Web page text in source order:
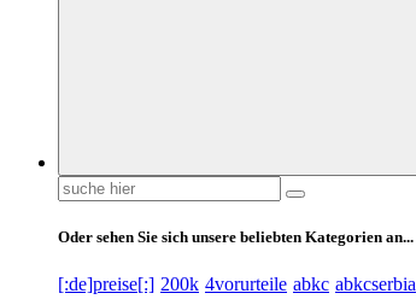
Suchen
nach:
Oder sehen Sie sich unsere beliebten Kategorien an...
[:de]preise[:] 200k 4vorurteile abkc abkcserbia